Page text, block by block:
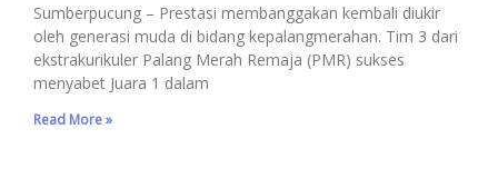
Sumberpucung – Prestasi membanggakan kembali diukir
oleh generasi muda di bidang kepalangmerahan. Tim 3 dari
ekstrakurikuler Palang Merah Remaja (PMR) sukses
menyabet Juara 1 dalam
Read More »